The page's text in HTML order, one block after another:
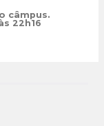
câmpus.
22h16